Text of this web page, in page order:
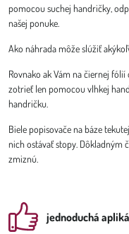
pomocou suchej handričky,
našej ponuke.
Ako náhrada môže slúžiť
Rovnako ak Vám na čiernej
zotrieť len pomocou vlhkej
handričku.
Biele popisovače na báze
nich ostávať stopy. Dôkladným
zmiznú.
jednoduchá